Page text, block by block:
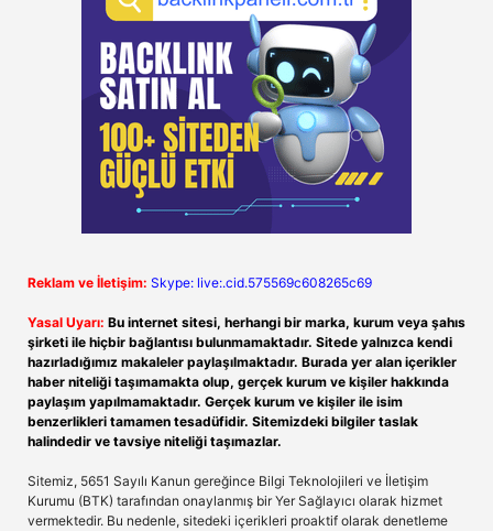
Reklam ve İletişim: Skype: live:.cid.575569c608265c69
Yasal Uyarı: Bu internet sitesi, herhangi bir marka, kurum veya şahıs
şirketi ile hiçbir bağlantısı bulunmamaktadır. Sitede yalnızca kendi
hazırladığımız makaleler paylaşılmaktadır. Burada yer alan içerikler
haber niteliği taşımamakta olup, gerçek kurum ve kişiler hakkında
paylaşım yapılmamaktadır. Gerçek kurum ve kişiler ile isim
benzerlikleri tamamen tesadüfidir. Sitemizdeki bilgiler taslak
halindedir ve tavsiye niteliği taşımazlar.
Sitemiz, 5651 Sayılı Kanun gereğince Bilgi Teknolojileri ve İletişim
Kurumu (BTK) tarafından onaylanmış bir Yer Sağlayıcı olarak hizmet
vermektedir. Bu nedenle, sitedeki içerikleri proaktif olarak denetleme